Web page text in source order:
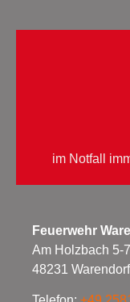
im Notfall
Feuerwehr
Am Holzbach 5-7
48231 Warendorf